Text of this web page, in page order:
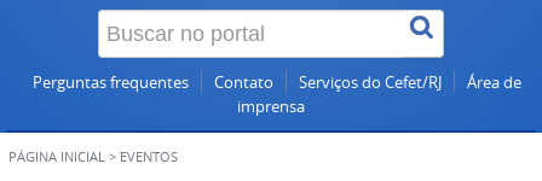
Perguntas frequentes Contato Serviços do Cefet/RJ
Área de
imprensa
PÁGINA INICIAL > EVENTOS